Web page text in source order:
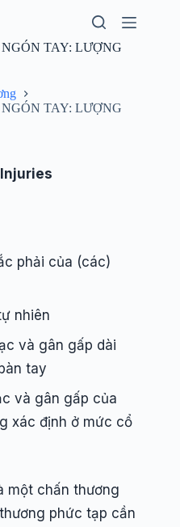
TAY: LƯỢNG
TAY: LƯỢNG
phải của (các)
nhiên
và gân gấp dài
tay
và gân gấp của
xác định ở mức cổ
một chấn thương
phức tạp cần